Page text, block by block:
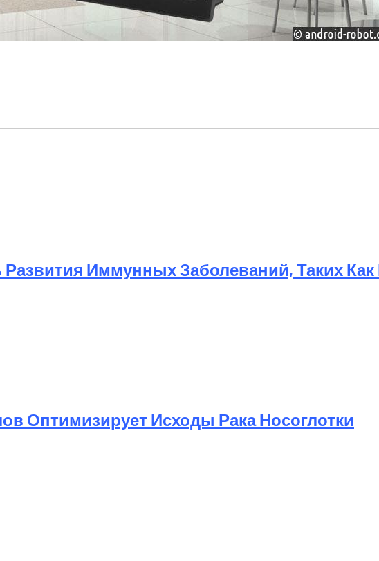
Развития Иммунных Заболеваний, Таких
Оптимизирует Исходы Рака Носоглотки